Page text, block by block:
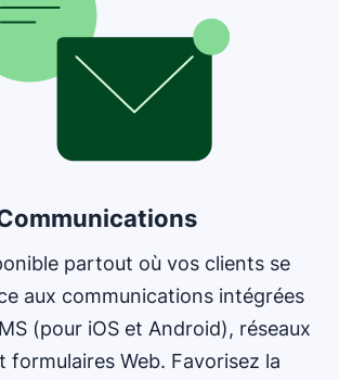
partout où vos clients se
aux communications intégrées
(pour iOS et Android), réseaux
formulaires Web. Favorisez la